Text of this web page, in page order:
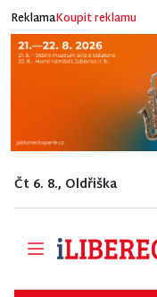
ReklamaKoupit reklamu
Čt 6. 8., Oldřiška